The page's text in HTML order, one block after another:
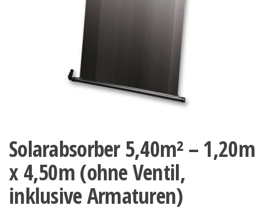
Solarabsorber 5,40m² – 1,20m
x 4,50m (ohne Ventil,
inklusive Armaturen)